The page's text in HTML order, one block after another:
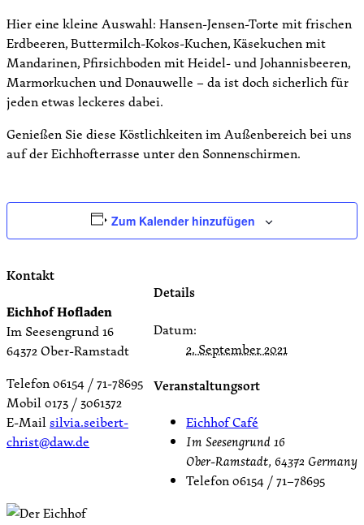
Hier eine kleine Auswahl: Hansen-Jensen-Torte mit frischen
Erdbeeren, Buttermilch-Kokos-Kuchen, Käsekuchen mit
Mandarinen, Pfirsichboden mit Heidel- und Johannisbeeren,
Marmorkuchen und Donauwelle – da ist doch sicherlich für
jeden etwas leckeres dabei.
Genießen Sie diese Köstlichkeiten im Außenbereich bei uns
auf der Eichhofterrasse unter den Sonnenschirmen.
Zum Kalender hinzufügen
Details
Datum:
2. September 2021
Veranstaltungsort
Eichhof Café
Im Seesengrund 16
Ober-Ramstadt, 64372 Germany
Telefon06154 / 71–78695
Kontakt
Eichhof Hofladen
Im Seesengrund 16
64372 Ober-Ramstadt
Telefon 06154 / 71-78695
Mobil 0173 / 3061372
E-Mailsilvia.seibert-
christ@daw.de